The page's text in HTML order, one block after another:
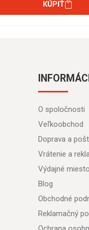
KÚPIŤ
O spoločnosti
Veľkoobchod
Doprava a
Vrátenie a
Výdajné
Blog
Obchodné
Reklamačný